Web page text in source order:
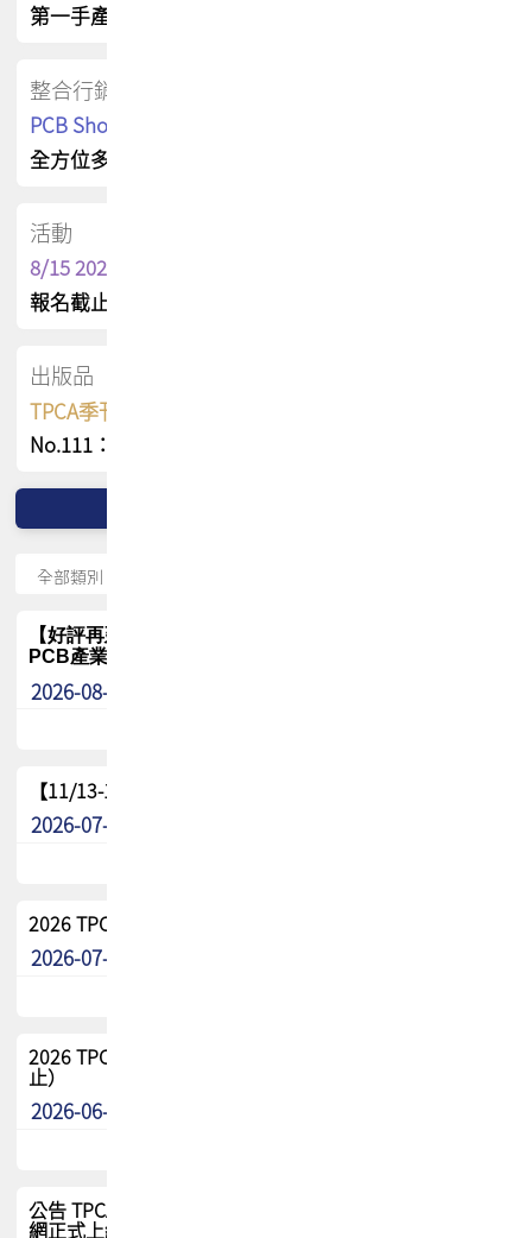
第一手產業資訊
整合行銷
PCB Shop 採購指南
全方位多元曝光方案
活動
8/15 2026 TPCA健康盃保齡球聯誼賽
報名截止日 : 8/3 活動日期 : 8/15
出版品
TPCA季刊 FREE 線上版
No.111：PCB全球風險布局與韌性
【好評再延長】PCB GPT 全面開放體驗延長到8月!!
PCB產業專屬 AI 知識平台
2026-08-04
【11/13-15】2026 TPCA 百岳登頂_南橫三星
2026-07-22
2026 TPCA中南區會員問卷暨7/31交流餐敘報名
2026-07-08
2026 TPCA健康盃保齡球聯誼賽 熱烈報名中（8/3報名截
止）
2026-06-29
公告 TPCA 台灣電路板協會官網將迎來新面貌，7/1 新官
網正式上線！